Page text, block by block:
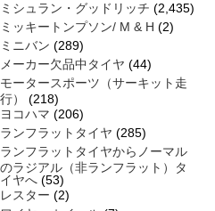
ミシュラン・グッドリッチ (2,435)
ミッキートンプソン/ M & H (2)
ミニバン (289)
メーカー欠品中タイヤ (44)
モータースポーツ（サーキット走
行）
(218)
ヨコハマ (206)
ランフラットタイヤ (285)
ランフラットタイヤからノーマル
のラジアル（非ランフラット）タ
イヤへ (53)
レスター (2)